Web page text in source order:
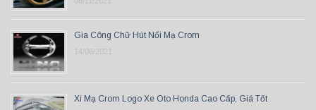
Gia Công Chữ Hút Nổi Mạ Crom
14/06/2021
Xi Mạ Crom Logo Xe Oto Honda Cao Cấp, Giá Tốt